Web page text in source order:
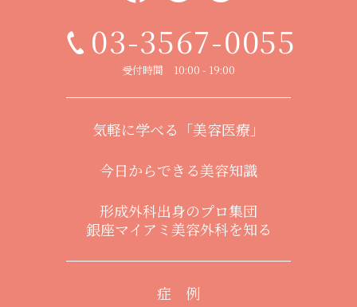
03-3567-0055
受付時間 10:00 - 19:00
気軽に学べる「美容医療」
今日からできる美容知識
形成外科出身のプロ集団
銀座マイアミ美容外科を知る
症 例